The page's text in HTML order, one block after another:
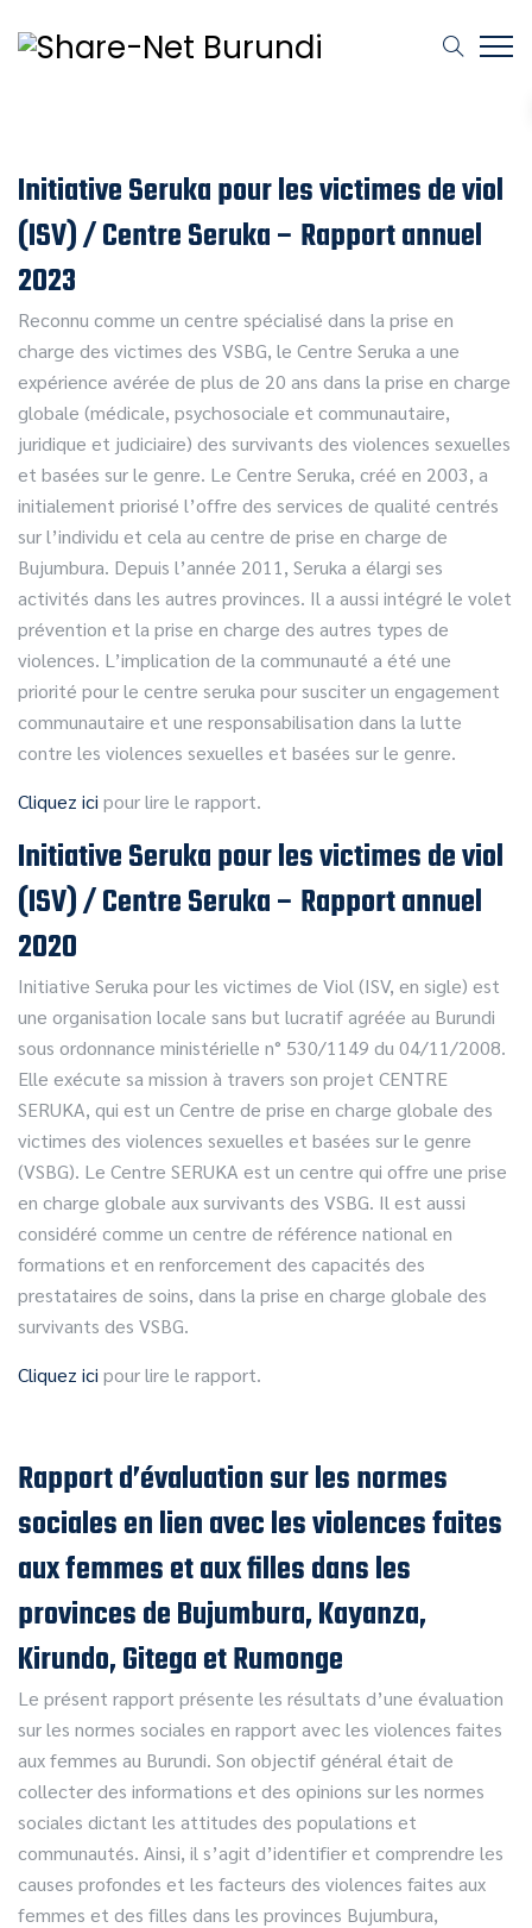
Initiative Seruka pour les victimes de viol
(ISV) / Centre Seruka – Rapport annuel
2023
Reconnu comme un centre spécialisé dans la prise en
charge des victimes des VSBG, le Centre Seruka a une
expérience avérée de plus de 20 ans dans la prise en charge
globale (médicale, psychosociale et communautaire,
juridique et judiciaire) des survivants des violences sexuelles
et basées sur le genre. Le Centre Seruka, créé en 2003, a
initialement priorisé l’offre des services de qualité centrés
sur l’individu et cela au centre de prise en charge de
Bujumbura. Depuis l’année 2011, Seruka a élargi ses
activités dans les autres provinces. Il a aussi intégré le volet
prévention et la prise en charge des autres types de
violences. L’implication de la communauté a été une
priorité pour le centre seruka pour susciter un engagement
communautaire et une responsabilisation dans la lutte
contre les violences sexuelles et basées sur le genre.
Cliquez ici pour lire le rapport.
Initiative Seruka pour les victimes de viol
(ISV) / Centre Seruka – Rapport annuel
2020
Initiative Seruka pour les victimes de Viol (ISV, en sigle) est
une organisation locale sans but lucratif agréée au Burundi
sous ordonnance ministérielle n° 530/1149 du 04/11/2008.
Elle exécute sa mission à travers son projet CENTRE
SERUKA, qui est un Centre de prise en charge globale des
victimes des violences sexuelles et basées sur le genre
(VSBG). Le Centre SERUKA est un centre qui offre une prise
en charge globale aux survivants des VSBG. Il est aussi
considéré comme un centre de référence national en
formations et en renforcement des capacités des
prestataires de soins, dans la prise en charge globale des
survivants des VSBG.
Cliquez ici pour lire le rapport.
Rapport d’évaluation sur les normes
sociales en lien avec les violences faites
aux femmes et aux filles dans les
provinces de Bujumbura, Kayanza,
Kirundo, Gitega et Rumonge
Le présent rapport présente les résultats d’une évaluation
sur les normes sociales en rapport avec les violences faites
aux femmes au Burundi. Son objectif général était de
collecter des informations et des opinions sur les normes
sociales dictant les attitudes des populations et
communautés. Ainsi, il s’agit d’identifier et comprendre les
causes profondes et les facteurs des violences faites aux
femmes et des filles dans les provinces Bujumbura,